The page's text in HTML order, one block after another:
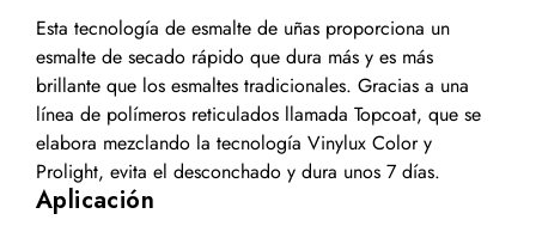
Esta tecnología de esmalte de uñas proporciona un
esmalte de secado rápido que dura más y es más
brillante que los esmaltes tradicionales. Gracias a una
línea de polímeros reticulados llamada Topcoat, que se
elabora mezclando la tecnología Vinylux Color y
Prolight, evita el desconchado y dura unos 7 días.
Aplicación